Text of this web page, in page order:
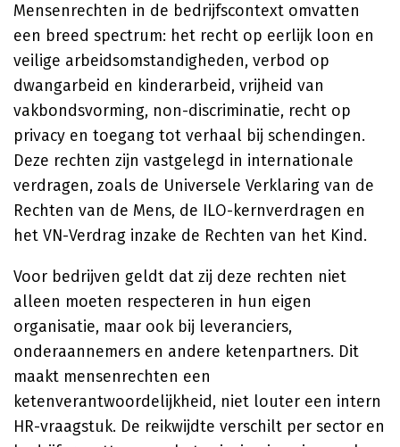
Mensenrechten in de bedrijfscontext omvatten
een breed spectrum: het recht op eerlijk loon en
veilige arbeidsomstandigheden, verbod op
dwangarbeid en kinderarbeid, vrijheid van
vakbondsvorming, non-discriminatie, recht op
privacy en toegang tot verhaal bij schendingen.
Deze rechten zijn vastgelegd in internationale
verdragen, zoals de Universele Verklaring van de
Rechten van de Mens, de ILO-kernverdragen en
het VN-Verdrag inzake de Rechten van het Kind.
Voor bedrijven geldt dat zij deze rechten niet
alleen moeten respecteren in hun eigen
organisatie, maar ook bij leveranciers,
onderaannemers en andere ketenpartners. Dit
maakt mensenrechten een
ketenverantwoordelijkheid, niet louter een intern
HR-vraagstuk. De reikwijdte verschilt per sector en